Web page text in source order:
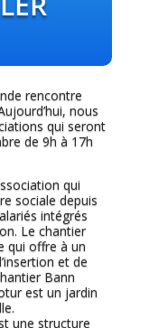
rencontre
nous
qui seront
de 9h à 17h
qui
sociale depuis
intégrés
Le chantier
qui offre à un
et de
Bann
est un jardin
une structure